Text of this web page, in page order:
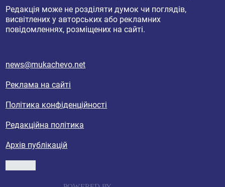
Редакція може не розділяти думок чи поглядів,
висвітлених у авторських або рекламних
повідомленнях, розміщених на сайті.
news@mukachevo.net
Реклама на сайті
Політика конфіденційності
Редакційна політика
Архів публікацій